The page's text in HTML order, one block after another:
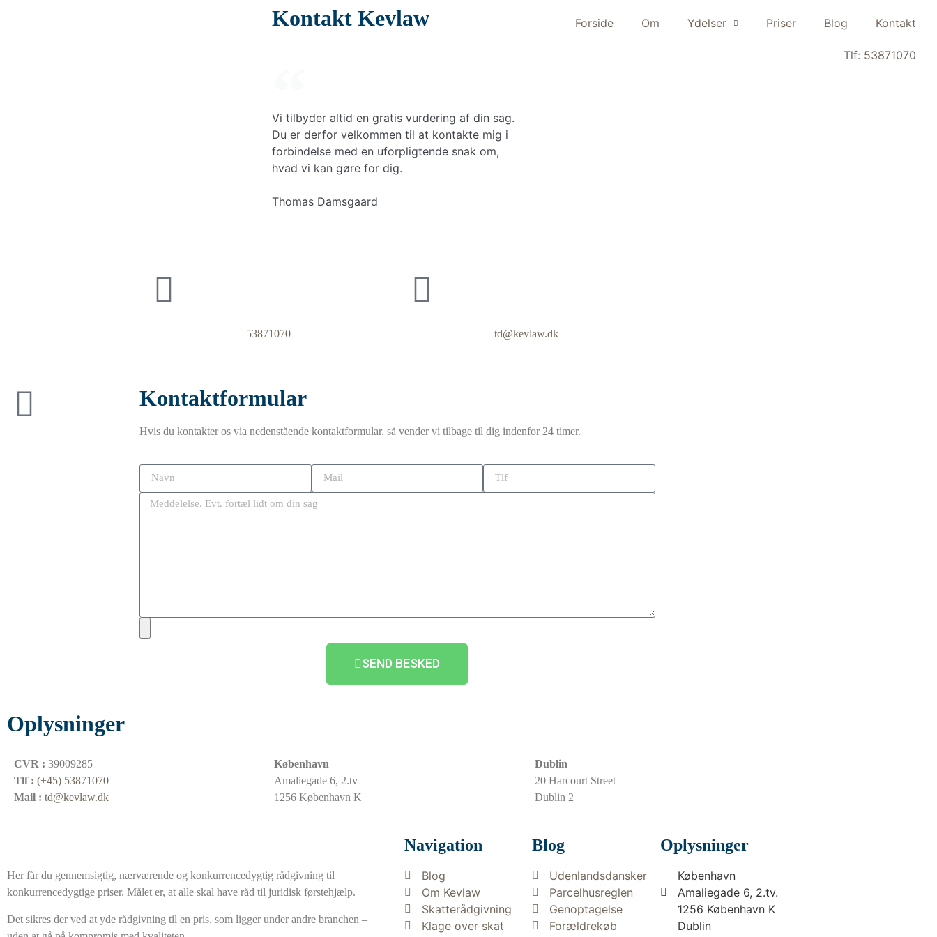
Forside Om Ydelser Priser Blog Kontakt
Tlf: 53871070
Kontakt Kevlaw
Vi tilbyder altid en gratis vurdering af din sag.
Du er derfor velkommen til at kontakte mig i
forbindelse med en uforpligtende snak om,
hvad vi kan gøre for dig.
Thomas Damsgaard
53871070 td@kevlaw.dk
Kontaktformular
Hvis du kontakter os via nedenstående kontaktformular, så vender vi tilbage til dig indenfor 24 timer.
SEND BESKED
Oplysninger
CVR : 39009285
Tlf : (+45) 53871070
Mail : td@kevlaw.dk
København
Amaliegade 6, 2.tv
1256 København K
Dublin
20 Harcourt Street
Dublin 2
Her får du gennemsigtig, nærværende og konkurrencedygtig rådgivning til
konkurrencedygtige priser. Målet er, at alle skal have råd til juridisk førstehjælp.
Det sikres der ved at yde rådgivning til en pris, som ligger under andre branchen –
Navigation
Blog
Om Kevlaw
Skatterådgivning
Klage over skat
Blog
Udenlandsdansker
Parcelhusreglen
Genoptagelse
Forældrekøb
Oplysninger
København
Amaliegade 6, 2.tv.
1256 København K
Dublin